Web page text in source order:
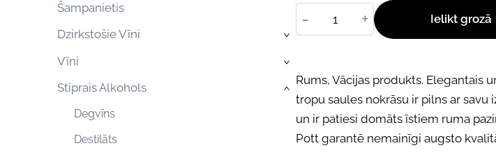
Šampanietis
Dzirkstošie Vīni
›
Vīni ›
Stiprais Alkohols
Degvīns
Destilāts
›
- + Ielikt grozā
Rums, Vācijas produkts. Elegantais
tropu saules nokrāsu ir pilns ar
un ir patiesi domāts īstiem ruma
Pott garantē nemainīgi augsto